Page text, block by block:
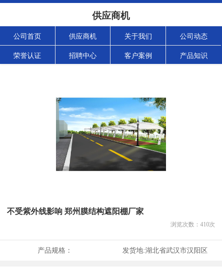
供应商机
公司首页 供应商机 关于我们 公司动态
荣誉认证 招聘中心 客户案例 产品知识
不受紫外线影响 郑州膜结构遮阳棚厂家
浏览次数： 410次
产品规格： 发货地:湖北省武汉市汉阳区